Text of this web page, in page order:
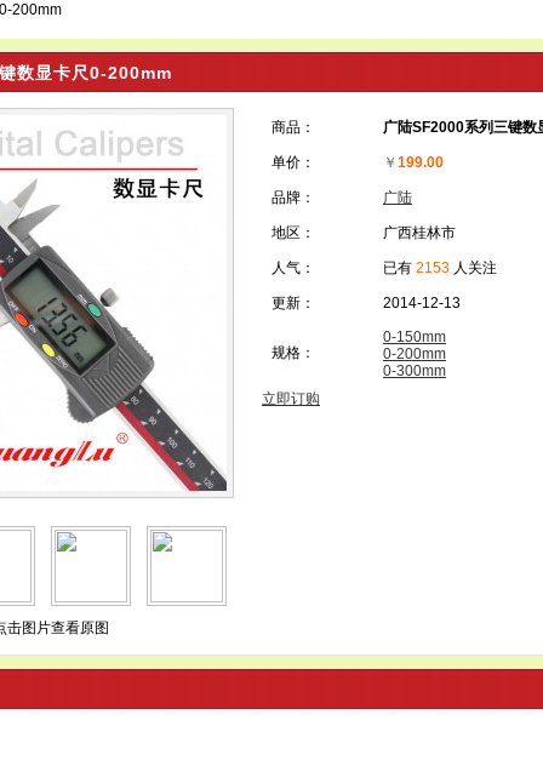
200mm
数显卡尺0-200mm
击图片查看原图
商品： 广陆SF2000系列三键
单价： ￥ 199.00
品牌： 广陆
地区： 广西桂林市
人气： 已有 2153 人关注
更新： 2014-12-13
规格：
0-150mm
0-200mm
0-300mm
立即订购